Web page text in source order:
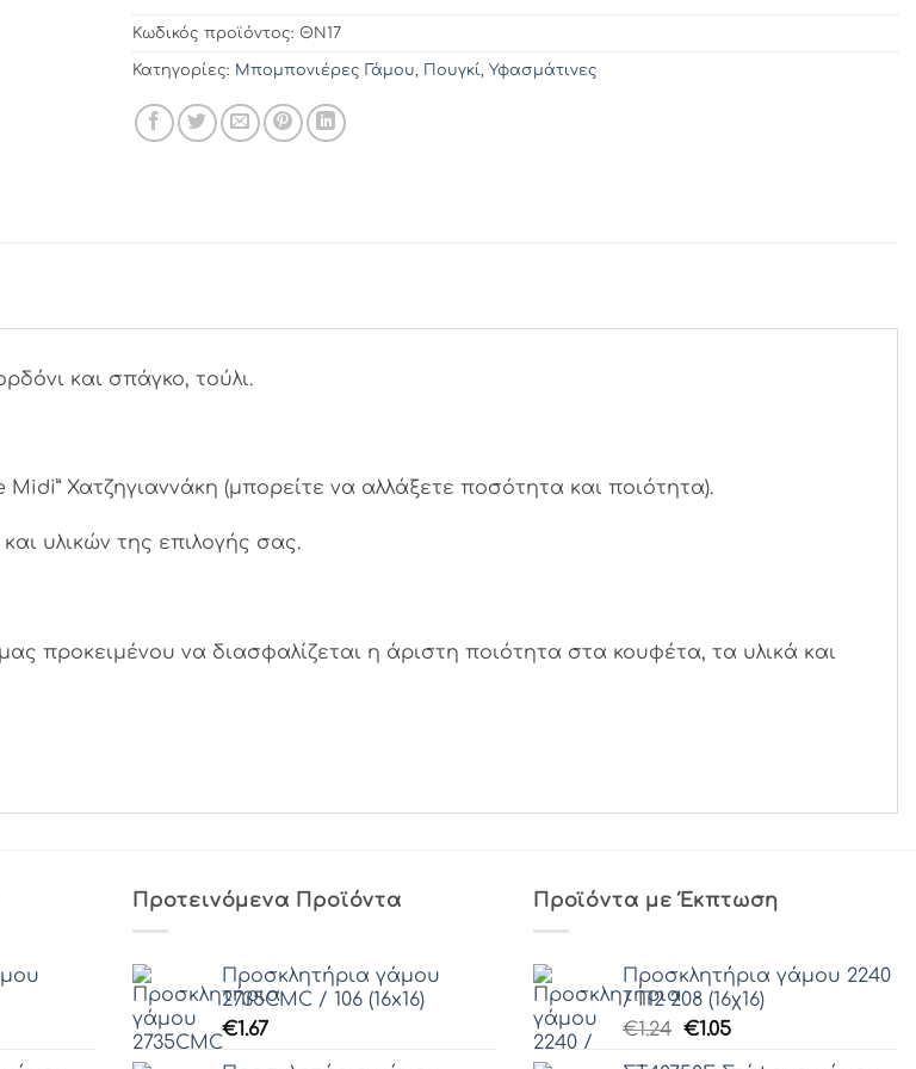
Κωδικός προϊόντος: ΘΝ17
Κατηγορίες: Μπομπονιέρες Γάμου, Πουγκί , Υφασμάτινες
και σπάγκο, τούλι.
Χατζηγιαννάκη (μπορείτε να αλλάξετε ποσότητα και ποιότητα).
υλικών της επιλογής σας.
προκειμένου να διασφαλίζεται η άριστη ποιότητα στα κουφέτα, τα υλικά και
Προτεινόμενα Προϊόντα
Προσκλητήρια γάμου
2735CMC / 106 (16x16)
€1.67
Προϊόντα με Έκπτωση
Προσκλητήρια γάμου 2240
/ Π2 208 (16χ16)
€1.24 Original
€1.05Η